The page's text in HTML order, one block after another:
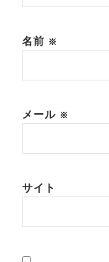
名前 ※
メール ※
サイト